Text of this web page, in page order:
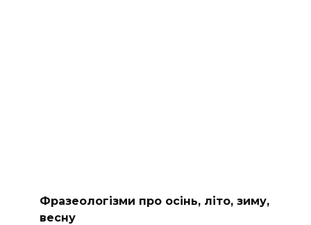
Фразеологізми про осінь, літо, зиму,
весну